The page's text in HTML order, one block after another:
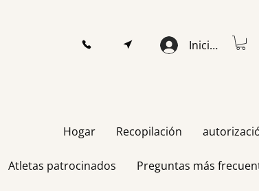
Iniciar sesión
Hogar Recopilación
Atletas patrocinados Preguntas más